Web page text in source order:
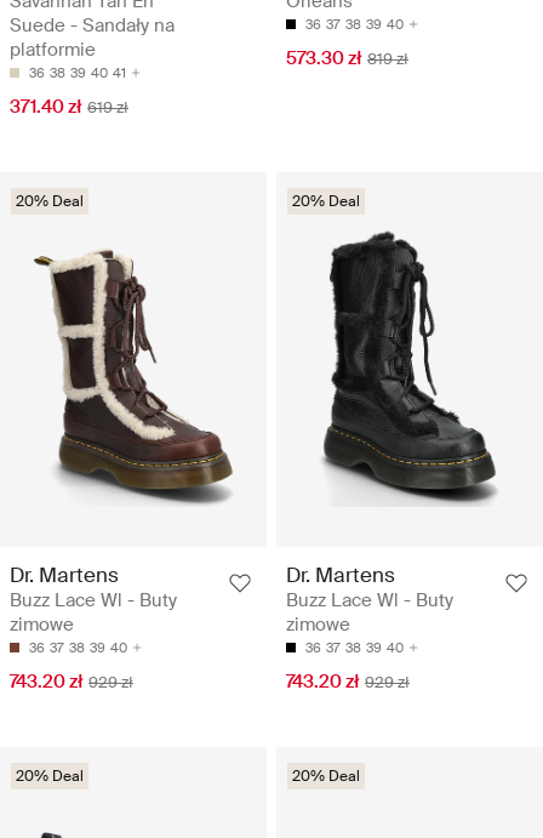
Suede - Sandały na
platformie
36 38 39 40 41
371.40 zł 619 zł
36 37 38 39 40
573.30 zł 819 zł
20% Deal
Dr. Martens
Buzz Lace Wl - Buty
zimowe
36 37 38 39 40
743.20 zł 929 zł
20% Deal
Dr. Martens
Buzz Lace Wl - Buty
zimowe
36 37 38 39 40
743.20 zł 929 zł
20% Deal 20% Deal